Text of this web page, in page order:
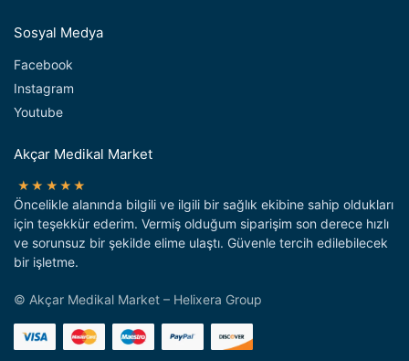
Sosyal Medya
Facebook
Instagram
Youtube
Akçar Medikal Market
★★★★★
Öncelikle alanında bilgili ve ilgili bir sağlık ekibine sahip oldukları
için teşekkür ederim. Vermiş olduğum siparişim son derece hızlı
ve sorunsuz bir şekilde elime ulaştı. Güvenle tercih edilebilecek
bir işletme.
© Akçar Medikal Market – Helixera Group